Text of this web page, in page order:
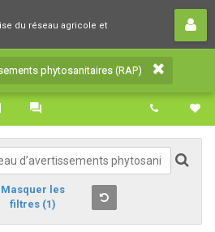
du réseau agricole et
(RAP)
du réseau agricole et
phytosanitaires (RAP)
Masquer les
filtres (1)